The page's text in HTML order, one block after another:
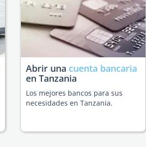
Abrir una cuenta bancaria
en Tanzania
Los mejores bancos para sus
necesidades en Tanzania.